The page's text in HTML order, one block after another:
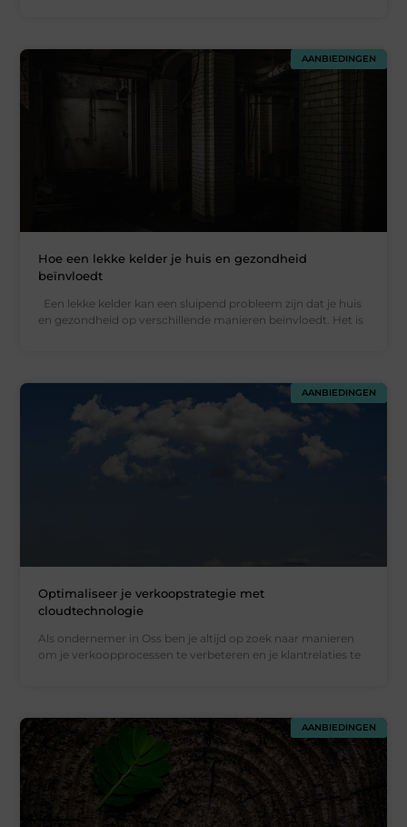
AANBIEDINGEN
Hoe een lekke kelder je huis en gezondheid
beïnvloedt
Een lekke kelder kan een sluipend probleem zijn dat je huis
en gezondheid op verschillende manieren beïnvloedt. Het is
AANBIEDINGEN
Optimaliseer je verkoopstrategie met
cloudtechnologie
Als ondernemer in Oss ben je altijd op zoek naar manieren
om je verkoopprocessen te verbeteren en je klantrelaties te
AANBIEDINGEN